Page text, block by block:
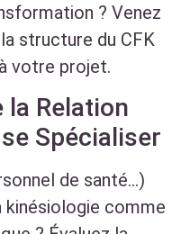
? Venez
structure du CFK
votre projet.
Relation
Spécialiser
de santé…)
kinésiologie comme